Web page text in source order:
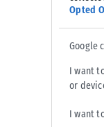
Opted
Google
I want
or
I want
ρινικές
που
της μελέτης.
2. Ελπίζουμε